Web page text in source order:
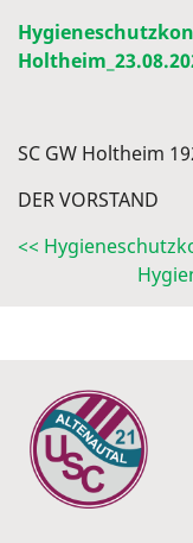
SC GW Holtheim
DER VORSTAND
<<